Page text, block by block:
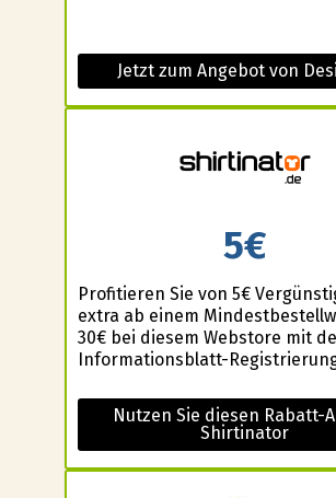
Jetzt zum Angebot von
5€
Profitieren Sie von 5€
extra ab einem
30€ bei diesem Webstore mit
Informationsblatt-
Nutzen Sie diesen Rabatt-
Shirtinator